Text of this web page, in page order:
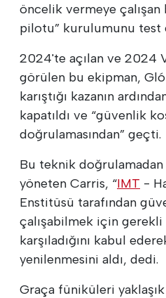
öncelik vermeye
pilotu” kurulumunu
2024'te açılan ve 2024
görülen bu ekipman,
karıştığı kazanın
kapatıldı ve “güvenlik
doğrulamasından” geçti.
Bu teknik
yöneten Carris, “IMT -
Enstitüsü tarafından
çalışabilmek için
karşıladığını kabul
yenilenmesini aldı, dedi.
Graça füniküleri